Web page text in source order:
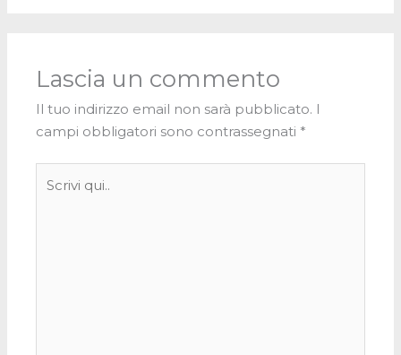
Lascia un commento
Il tuo indirizzo email non sarà pubblicato. I
campi obbligatori sono contrassegnati *
qui..